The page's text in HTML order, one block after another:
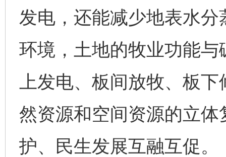
发电，还能减少地表水
环境，土地的牧业功能与
上发电、板间放牧、板
然资源和空间资源的立
护、民生发展互融互促。